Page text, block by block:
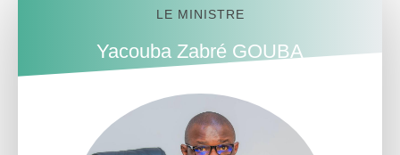
LE MINISTRE
Yacouba Zabré GOUBA